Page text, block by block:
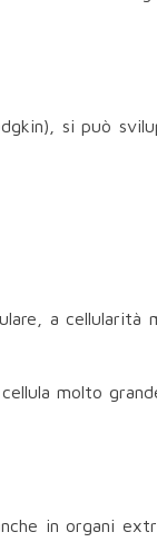
si può
a cellularità
molto
in organi